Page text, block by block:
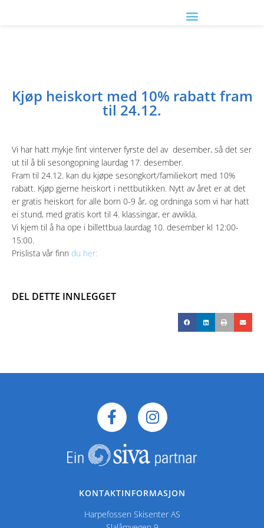
Kjøp heiskort med 10% rabatt fram
til 24.12.
Vi har hatt mykje fint vinterver fyrste del av desember, så det ser
ut til å bli sesongopning laurdag 17. desember.
Fram til 24.12. kan du kjøpe sesongkort/familiekort med 10%
rabatt. Kjøp gjerne heiskort i nettbutikken. Nytt av året er at det
er gratis heiskort for alle born 0-9 år, og ordninga som vi har hatt
ei stund, med gratis kort til 4. klassingar, er avvikla.
Vi kjem til å ha ope i billettbua laurdag 10. desember kl 12:00-
15:00.
Prislista vår finn du her:
DEL DETTE INNLEGGET
KONTAKTINFORMASJON
Harpefossen Skisenter AS